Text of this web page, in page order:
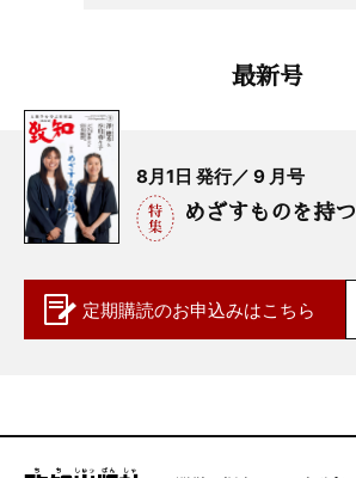
最新号
8月1日 発行／ 9 月号
めざすものを持つ
定期購読のお申込みはこちら